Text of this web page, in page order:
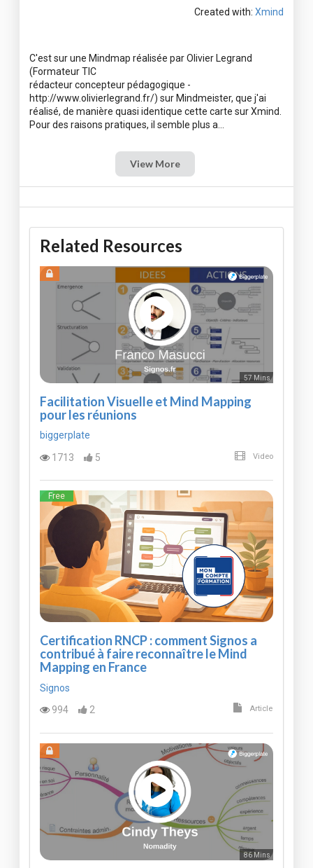
Created with: Xmind
C'est sur une Mindmap réalisée par Olivier Legrand
(Formateur TIC
rédacteur concepteur pédagogique -
http://www.olivierlegrand.fr/) sur Mindmeister, que j'ai
réalisé, de manière quasi identique cette carte sur Xmind.
View More
Related Resources
57 Mins
Facilitation Visuelle et Mind Mapping
pour les réunions
biggerplate
1713
5 Video
Free
Certification RNCP : comment Signos a
contribué à faire reconnaître le Mind
Mapping en France
Signos
994
2 Article
86 Mins